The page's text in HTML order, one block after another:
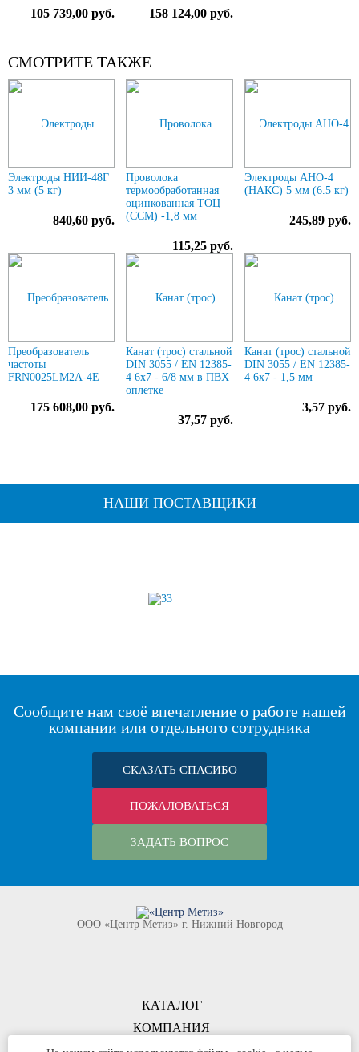
105 739,00 руб. 158 124,00 руб.
СМОТРИТЕ ТАКЖЕ
Электроды НИИ-48Г
3 мм (5 кг)
840,60 руб.
Проволока
термообработанная
оцинкованная ТОЦ
(ССМ) -1,8 мм
115,25 руб.
Электроды АНО-4
(НАКС) 5 мм (6.5 кг)
245,89 руб.
Преобразователь
частоты
FRN0025LM2A-4E
175 608,00 руб.
Канат (трос) стальной
DIN 3055 / EN 12385-
4 6x7 - 6/8 мм в ПВХ
оплетке
37,57 руб.
Канат (трос) стальной
DIN 3055 / EN 12385-
4 6x7 - 1,5 мм
3,57 руб.
НАШИ ПОСТАВЩИКИ
Сообщите нам своё впечатление о работе нашей
компании или отдельного сотрудника
СКАЗАТЬ СПАСИБО
ПОЖАЛОВАТЬСЯ
ЗАДАТЬ ВОПРОС
КОМПАНИЯ
ООО «Центр Метиз» г. Нижний Новгород
КАТАЛОГ